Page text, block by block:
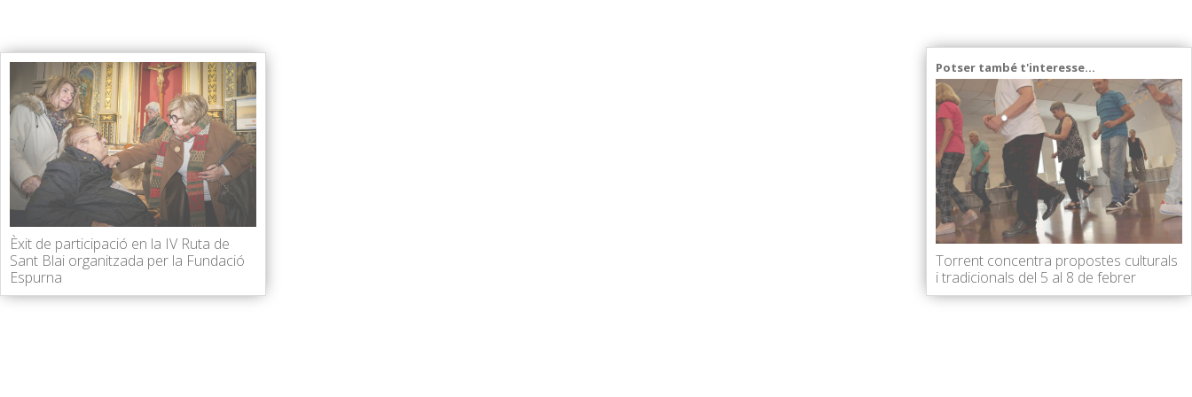
Èxit de participació en la IV Ruta de
Sant Blai organitzada per la Fundació
Espurna
Potser també t'interesse...
Torrent concentra propostes culturals
i tradicionals del 5 al 8 de febrer